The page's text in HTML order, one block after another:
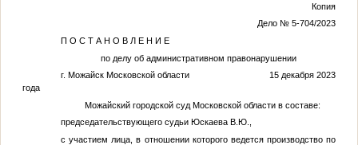
Копия
Дело № 5-704/2023
П О С Т А Н О В Л Е Н И Е
по делу об административном правонарушении
г. Можайск Московской области 15 декабря 2023
года
Можайский городской суд Московской области в составе:
председательствующего судьи Юскаева В.Ю.,
с участием лица, в отношении которого ведется производство по